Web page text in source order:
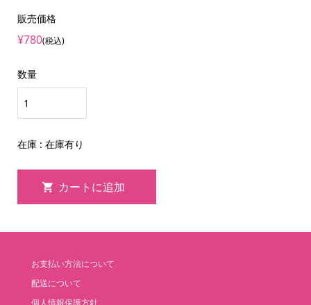
販売価格
¥780(税込)
数量
在庫 : 在庫有り
お支払い方法について
配送について
個人情報保護方針